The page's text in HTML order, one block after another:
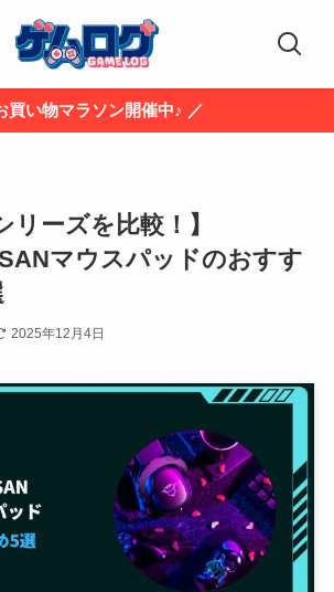
買い物マラソン開催中♪ ／
リーズを比較！】
マウスパッドのおすす
2025年12月4日